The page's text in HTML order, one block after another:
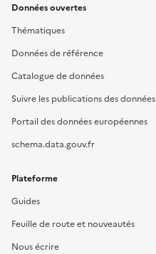
Données ouvertes
Thématiques
Données de référence
Catalogue de données
Suivre les publications des données
Portail des données européennes
schema.data.gouv.fr
Plateforme
Guides
Feuille de route et nouveautés
Nous écrire